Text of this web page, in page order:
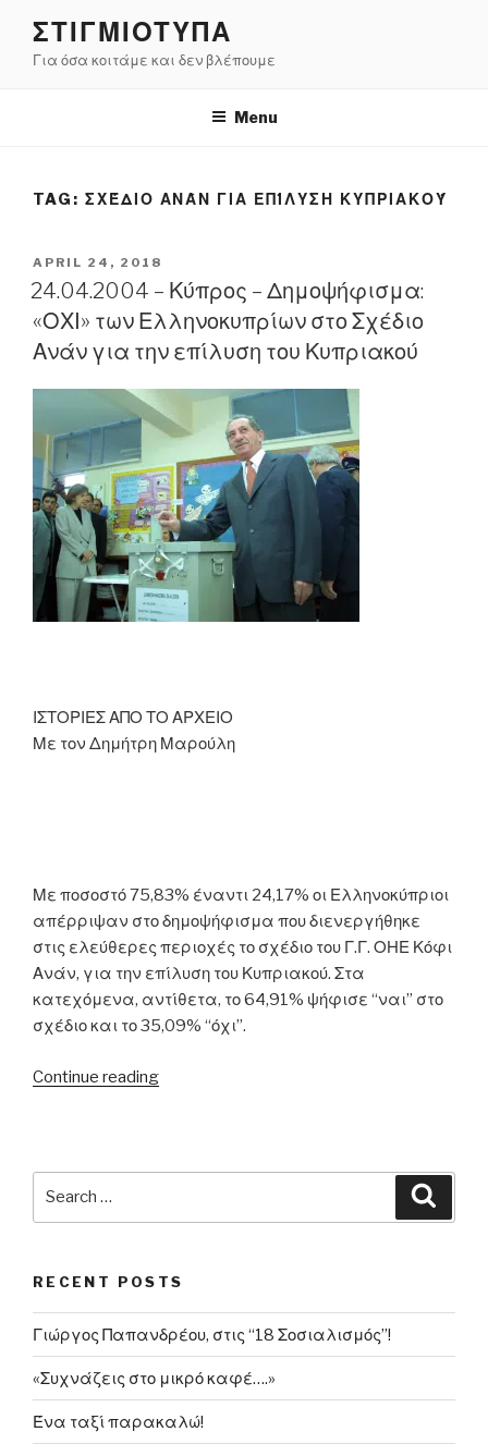
content
ΣΤΙΓΜΙΟΤΥΠΑ
Για όσα κοιτάμε και δεν βλέπουμε
Menu
TAG: ΣΧΈΔΙΟ ΑΝΆΝ ΓΙΑ ΕΠΊΛΥΣΗ ΚΥΠΡΙΑΚΟΎ
POSTED
ON
APRIL 24, 2018
24.04.2004 – Κύπρος – Δημοψήφισμα:
«ΟΧΙ» των Ελληνοκυπρίων στο Σχέδιο
Ανάν για την επίλυση του Κυπριακού
ΙΣΤΟΡΙΕΣ ΑΠΟ ΤΟ ΑΡΧΕΙΟ
Με τον Δημήτρη Μαρούλη
Με ποσοστό 75,83% έναντι 24,17% οι Ελληνοκύπριοι
απέρριψαν στο δημοψήφισμα που διενεργήθηκε
στις ελεύθερες περιοχές το σχέδιο του Γ.Γ. ΟΗΕ Κόφι
Ανάν, για την επίλυση του Κυπριακού. Στα
κατεχόμενα, αντίθετα, το 64,91% ψήφισε “ναι” στο
σχέδιο και το 35,09% “όχι”.
Continue reading“24.04.2004
στο
Σχέδιο
Ανάν
για
την
επίλυση
RECENT POSTS
Γιώργος Παπανδρέου, στις “18 Σοσιαλισμός”!
«Συχνάζεις στο μικρό καφέ….»
Ένα ταξί παρακαλώ!